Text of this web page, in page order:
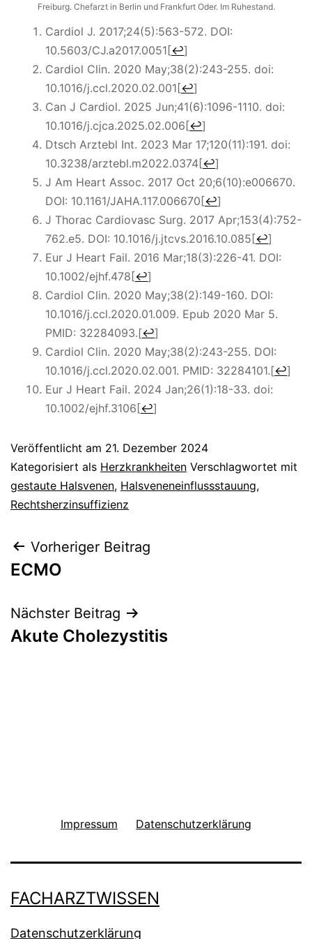
Freiburg. Chefarzt in Berlin und Frankfurt Oder. Im Ruhestand.
Cardiol J. 2017;24(5):563-572. DOI:
10.5603/CJ.a2017.0051[↩]
Cardiol Clin. 2020 May;38(2):243-255. doi:
10.1016/j.ccl.2020.02.001[↩]
Can J Cardiol. 2025 Jun;41(6):1096-1110. doi:
10.1016/j.cjca.2025.02.006[↩]
Dtsch Arztebl Int. 2023 Mar 17;120(11):191. doi:
10.3238/arztebl.m2022.0374[↩]
J Am Heart Assoc. 2017 Oct 20;6(10):e006670.
DOI: 10.1161/JAHA.117.006670[↩]
J Thorac Cardiovasc Surg. 2017 Apr;153(4):752-
762.e5. DOI: 10.1016/j.jtcvs.2016.10.085[↩]
Eur J Heart Fail. 2016 Mar;18(3):226-41. DOI:
10.1002/ejhf.478[↩]
Cardiol Clin. 2020 May;38(2):149-160. DOI:
10.1016/j.ccl.2020.01.009. Epub 2020 Mar 5.
PMID: 32284093.[↩]
Cardiol Clin. 2020 May;38(2):243-255. DOI:
10.1016/j.ccl.2020.02.001. PMID: 32284101.[↩]
Eur J Heart Fail. 2024 Jan;26(1):18-33. doi:
10.1002/ejhf.3106[↩]
Veröffentlicht am 21. Dezember 2024
Kategorisiert als Herzkrankheiten Verschlagwortet mit
gestaute Halsvenen, Halsveneneinflussstauung,
Rechtsherzinsuffizienz
Beitragsnavigation
Vorheriger Beitrag
ECMO
Nächster Beitrag
Akute Cholezystitis
Impressum Datenschutzerklärung
FACHARZTWISSEN
Datenschutzerklärung